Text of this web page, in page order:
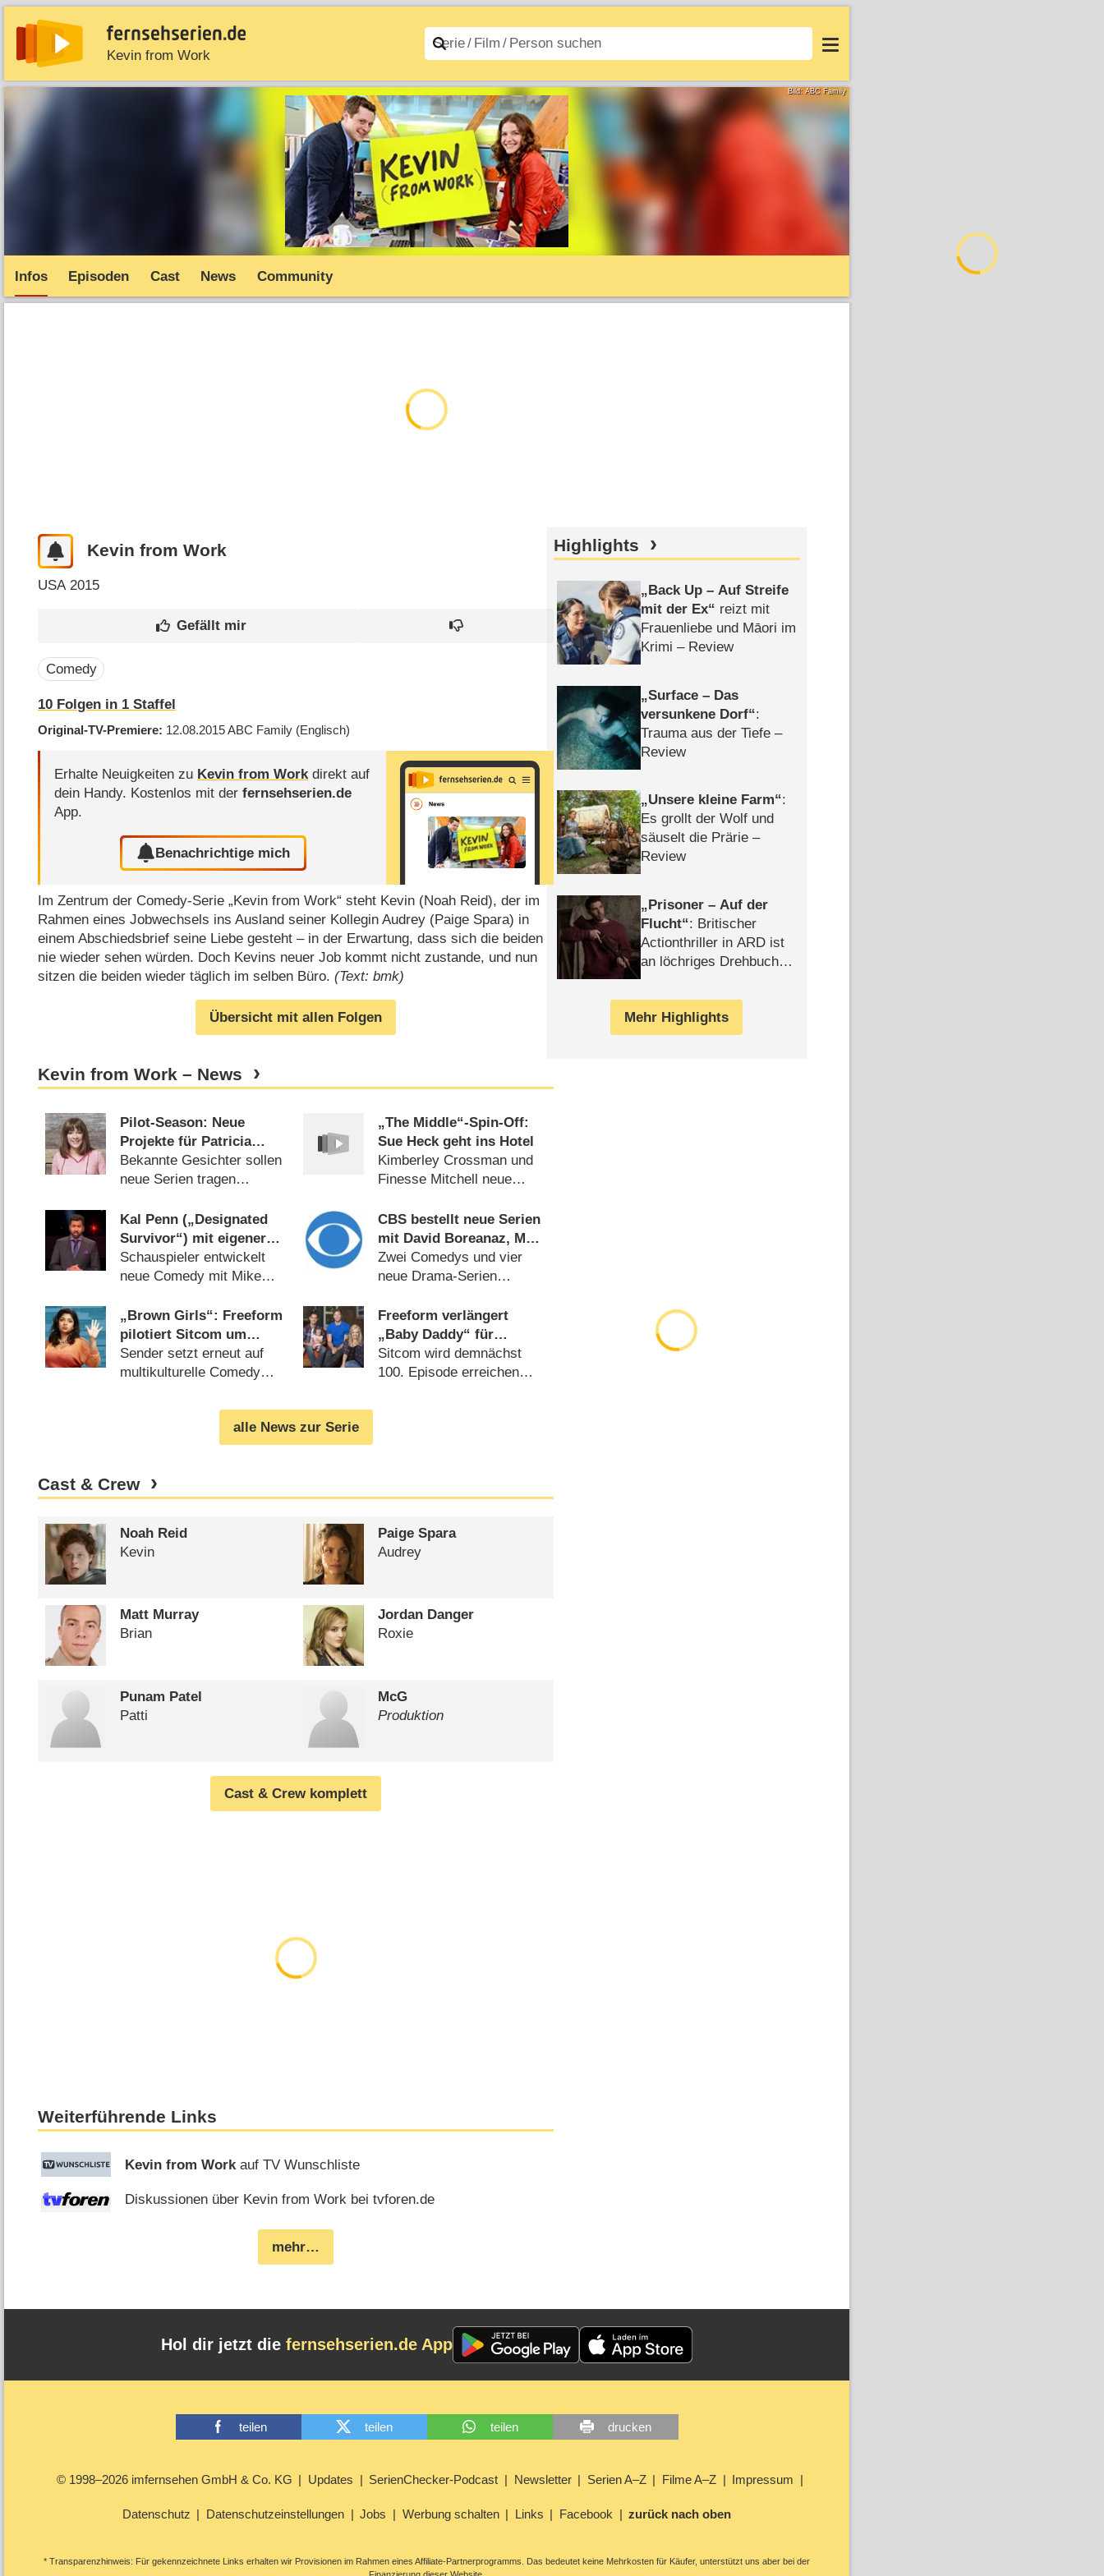
Kevin from Work
News Entdecken Streaming Filme A–Z Login
Bild: ABC Family
Infos Episoden Cast News Community
Kevin from Work
USA 2015
Comedy
10 Folgen in 1 Staffel
Original-TV-Premiere 12.08.2015ABC Family (Englisch)
Erhalte Neuigkeiten zu Kevin from Workdirekt auf
dein Handy. Kostenlos mit derfernsehserien.de
App.
Benachrichtige mich
Im Zentrum der Comedy-Serie „Kevin from Work“ steht Kevin (Noah Reid), der im
Rahmen eines Jobwechsels ins Ausland seiner Kollegin Audrey (Paige Spara) in
einem Abschiedsbrief seine Liebe gesteht – in der Erwartung, dass sich die beiden
nie wieder sehen würden. Doch Kevins neuer Job kommt nicht zustande, und nun
sitzen die beiden wieder täglich im selben Büro.(Text: bmk)
Übersicht mit allen Folgen
Kevin from Work – News
Pilot-Season: Neue
Projekte für Patricia
Heaton, Heather Graham,
Hannah Simone
Bekannte Gesichter sollen
neue Serien tragen
„The Middle“-Spin-Off:
Sue Heck geht ins Hotel
Kimberley Crossman und
Finesse Mitchell neue
(11.10.2018)
Kal Penn („Designated
Survivor“) mit eigener
Comedy vor Wechsel zu
NBC?
Schauspieler entwickelt
neue Comedy mit Mike
CBS bestellt neue Serien
mit David Boreanaz, Mark
Feuerstein, Alan
Cumming
Zwei Comedys und vier
neue Drama-Serien
„Brown Girls“: Freeform
pilotiert Sitcom um
gegensätzliche
Inderinnen
Sender setzt erneut auf
multikulturelle Comedy
Freeform verlängert
„Baby Daddy“ für
sechste Staffel
Sitcom wird demnächst
100. Episode erreichen
alle News zur Serie
Cast & Crew
Noah Reid
Kevin
Paige Spara
Audrey
Matt Murray
Brian
Jordan Danger
Roxie
Punam Patel
Patti
McG
Produktion
Cast & Crew komplett
Weiterführende Links
Kevin from Work auf TV Wunschliste
Diskussionen über Kevin from Work bei tvforen.de
mehr…
Highlights
Back Up – Auf Streife
mit der Ex
reizt mit
Frauenliebe und Māori im
Krimi – Review
Surface – Das
versunkene Dorf :
Trauma aus der Tiefe –
Review
Unsere kleine Farm :
Es grollt der Wolf und
säuselt die Prärie –
Review
Prisoner – Auf der
Flucht : Britischer
Actionthriller in ARD ist
an löchriges Drehbuch
Mehr Highlights
Hol dir jetzt die fernsehserien.de App
teilen teilen teilen drucken
© 1998–2026 imfernsehen GmbH & Co. KG Updates SerienChecker-Podcast Newsletter Serien A–Z Filme A–Z Impressum
Datenschutz Datenschutzeinstellungen Jobs Werbung schalten Links Facebook zurück nach oben
* Transparenzhinweis: Für gekennzeichnete Links erhalten wir Provisionen im Rahmen eines Affiliate-Partnerprogramms. Das bedeutet keine Mehrkosten für Käufer, unterstützt uns aber bei der